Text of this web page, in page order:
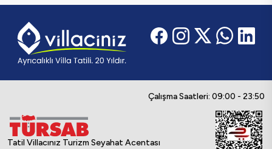
Çalışma Saatleri: 09:00 - 23:50
Tatil Villacınız Turizm Seyahat Acentası